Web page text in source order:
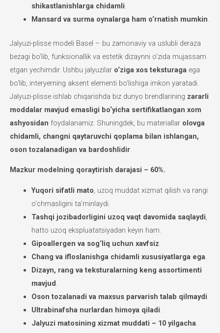
shikastlanishlarga chidamli.
Mansard va surma oynalarga ham o‘rnatish mumkin.
Jalyuzi-plisse modeli Basel – bu zamonaviy va uslubli deraza
bezagi bo‘lib, funksionallik va estetik dizaynni o‘zida mujassam
etgan yechimdir. Ushbu jalyuzilar o‘ziga xos teksturaga ega
bo‘lib, interyerning aksent elementi bo‘lishiga imkon yaratadi.
Jalyuzi-plisse ishlab chiqarishda biz dunyo brendlarining zararli
moddalar mavjud emasligi bo‘yicha sertifikatlangan xom
ashyosidan foydalanamiz. Shuningdek, bu materiallar olovga
chidamli, changni qaytaruvchi qoplama bilan ishlangan,
oson tozalanadigan va bardoshlidir.
Mazkur modelning qoraytirish darajasi – 60%.
Yuqori sifatli mato, uzoq muddat xizmat qilish va rangi
o‘chmasligini ta’minlaydi.
Tashqi jozibadorligini uzoq vaqt davomida saqlaydi,
hatto uzoq ekspluatatsiyadan keyin ham.
Gipoallergen va sog‘liq uchun xavfsiz.
Chang va ifloslanishga chidamli xususiyatlarga ega.
Dizayn, rang va teksturalarning keng assortimenti
mavjud.
Oson tozalanadi va maxsus parvarish talab qilmaydi.
Ultrabinafsha nurlardan himoya qiladi.
Jalyuzi matosining xizmat muddati – 10 yilgacha.